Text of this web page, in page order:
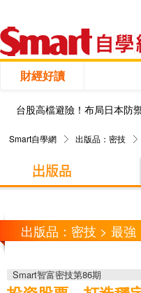
財經好讀
台股高檔避險！布局日本防
Smart自學網 出版品：密技
出版品：密技 > 最
Smart智富密技第86期